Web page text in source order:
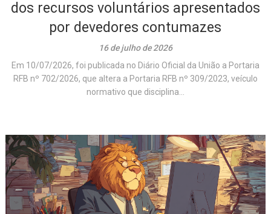
dos recursos voluntários apresentados
por devedores contumazes
16 de julho de 2026
Em 10/07/2026, foi publicada no Diário Oficial da União a Portaria
RFB nº 702/2026, que altera a Portaria RFB nº 309/2023, veículo
normativo que disciplina...